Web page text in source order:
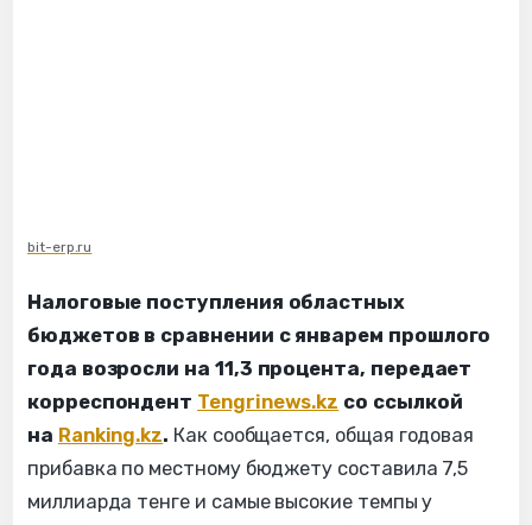
bit-erp.ru
Налоговые поступления областных
бюджетов в сравнении с январем прошлого
года возросли на 11,3 процента, передает
корреспондент Tengrinews.kz со ссылкой
на Ranking.kz. Как сообщается, общая годовая
прибавка по местному бюджету составила 7,5
миллиарда тенге и самые высокие темпы у